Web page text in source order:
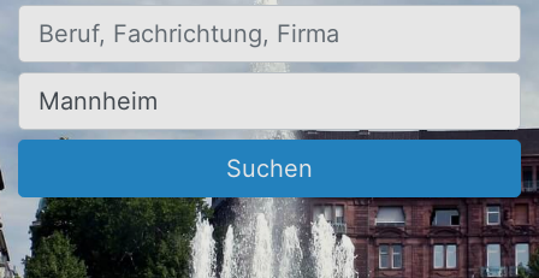
Beruf, Fachrichtung, Firma
Ort, Stadt
Suchen